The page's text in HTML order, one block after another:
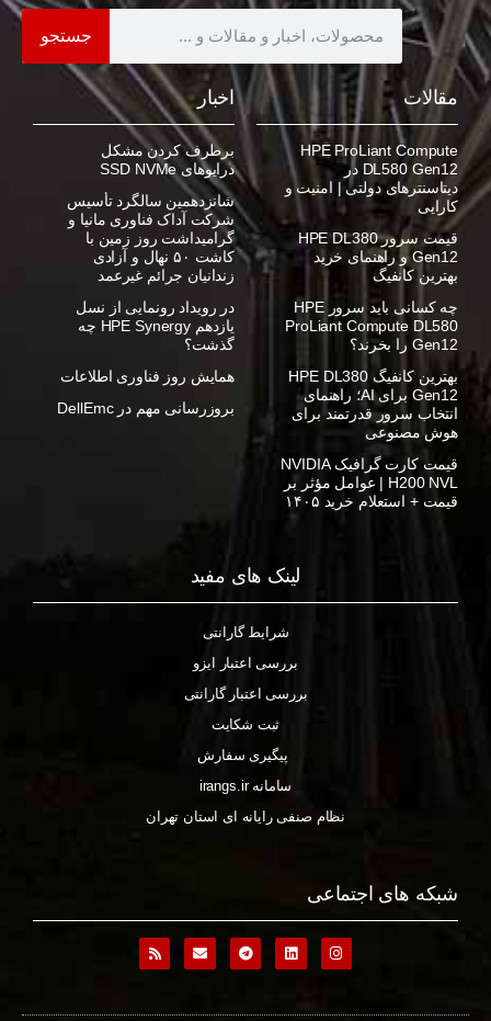
جستجو
مقالات
HPE ProLiant Compute
DL580 Gen12 در
دیتاسنترهای دولتی | امنیت و
کارایی
قیمت سرور HPE DL380
Gen12 و راهنمای خرید
بهترین کانفیگ
چه کسانی باید سرور HPE
ProLiant Compute DL580
Gen12 را بخرند؟
بهترین کانفیگ HPE DL380
Gen12 برای AI؛ راهنمای
انتخاب سرور قدرتمند برای
هوش مصنوعی
قیمت کارت گرافیک NVIDIA
H200 NVL | عوامل مؤثر بر
قیمت + استعلام خرید ۱۴۰۵
اخبار
برطرف کردن مشکل
درایوهای SSD NVMe
شانزدهمین سالگرد تأسیس
شرکت آداک فناوری مانیا و
گرامیداشت روز زمین با
کاشت ۵۰ نهال و آزادی
زندانیان جرائم غیرعمد
در رویداد رونمایی از نسل
یازدهم HPE Synergy چه
گذشت؟
همایش روز فناوری اطلاعات
بروزرسانی مهم در DellEmc
لینک های مفید
شرایط گارانتی
بررسی اعتبار ایزو
بررسی اعتبار گارانتی
ثبت شکایت
پیگیری سفارش
سامانه irangs.ir
نظام صنفی رایانه ای استان تهران
شبکه های اجتماعی